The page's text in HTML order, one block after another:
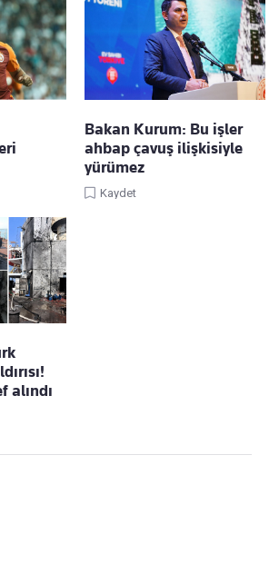
Bakan Kurum: Bu işler
ahbap çavuş ilişkisiyle
yürümez
Kaydet
alındı